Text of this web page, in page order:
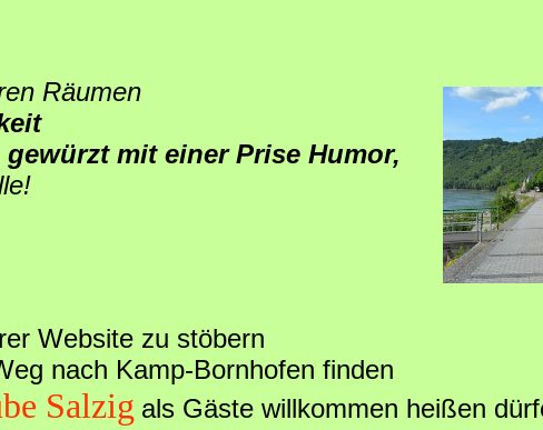
Räumen
mit einer Prise Humor,
Website zu stöbern
nach Kamp-Bornhofen finden
Salzig als Gäste willkommen heißen